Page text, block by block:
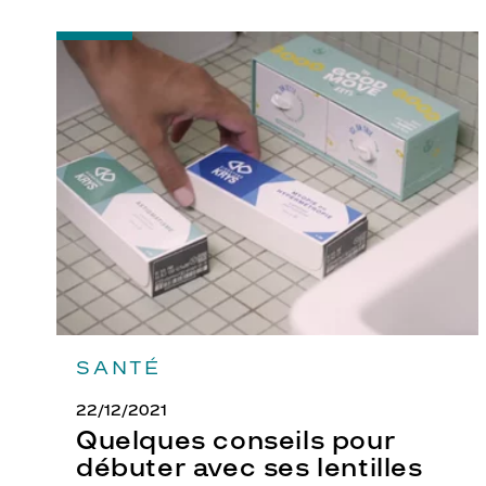
SANTÉ
22/12/2021
Quelques conseils pour
débuter avec ses lentilles
-
Quelques
conseils
pour
débuter
avec
ses
lentilles